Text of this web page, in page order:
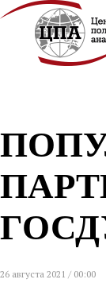
26 августа 2021 / 00:00